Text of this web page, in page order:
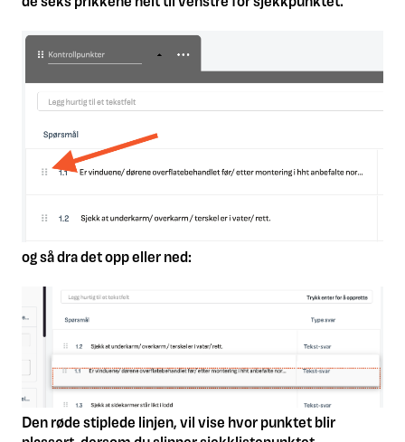
og så dra det opp eller ned:
Den røde stiplede linjen, vil vise hvor punktet blir